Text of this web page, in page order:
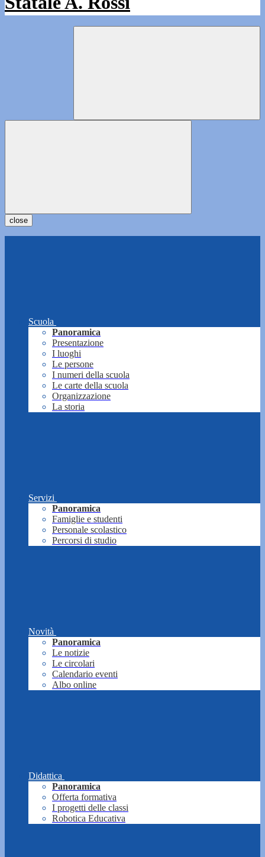
close
Scuola
Panoramica
Presentazione
I luoghi
Le persone
I numeri della scuola
Le carte della scuola
Organizzazione
La storia
Servizi
Panoramica
Famiglie e studenti
Personale scolastico
Percorsi di studio
Novità
Panoramica
Le notizie
Le circolari
Calendario eventi
Albo online
Didattica
Panoramica
Offerta formativa
I progetti delle classi
Robotica Educativa